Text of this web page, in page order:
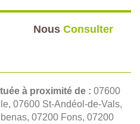
Nous Consulter
à proximité de : 07600
07600 St-Andéol-de-Vals,
07200 Fons, 07200